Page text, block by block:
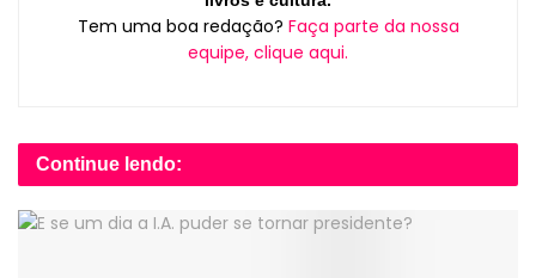
Tem uma boa redação? Faça parte da nossa
equipe, clique aqui.
Continue lendo: